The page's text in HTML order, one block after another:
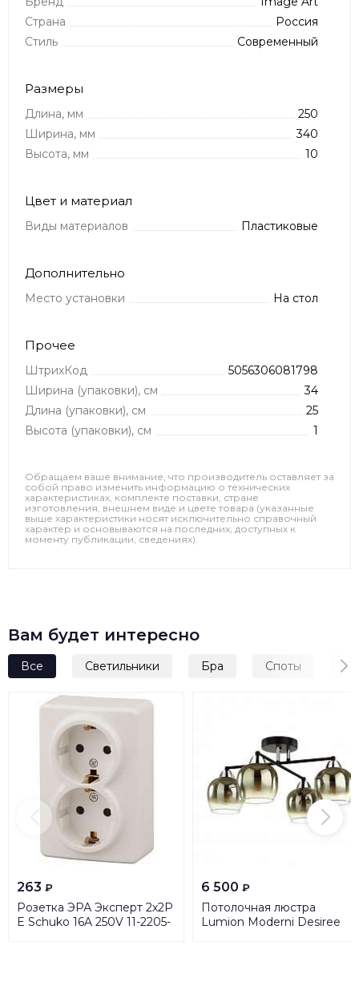
Страна
Россия
Стиль
Современный
Размеры
Длина, мм
250
Ширина, мм
340
Высота, мм
10
Цвет и материал
Виды материалов Пластиковые
Дополнительно
Место установки На стол
Прочее
ШтрихКод
5056306081798
Ширина (упаковки), см
34
Длина (упаковки), см
25
Высота (упаковки), см
1
Обращаем ваше внимание, что производитель оставляет за
собой право изменить информацию о технических
характеристиках, комплекте поставки, стране
изготовления, внешнем виде и цвете товара (указанные
выше характеристики носят исключительно справочный
характер и основываются на последних, доступных к
моменту публикации, сведениях).
Вам будет интересно
Все Светильники Бра Споты
263 ₽
Розетка ЭРА Эксперт 2х2P
E Schuko 16A 250V 11-2205-
6 500 ₽
Потолочная люстра
Lumion Moderni Desiree